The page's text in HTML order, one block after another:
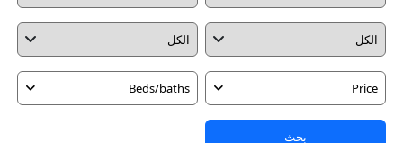
Price
Beds/baths
بحث